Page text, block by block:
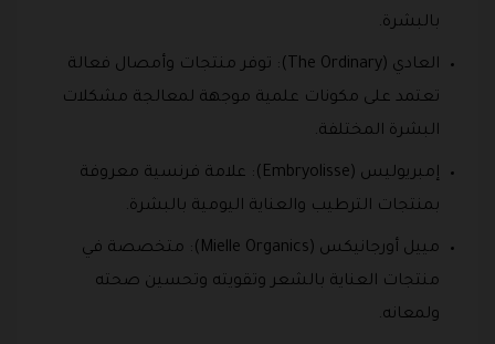
بالبشرة.
العادي (The Ordinary): توفر منتجات وأمصال فعالة
تعتمد على مكونات علمية موجهة لمعالجة مشكلات
البشرة المختلفة.
إمبريوليس (Embryolisse): علامة فرنسية معروفة
بمنتجات الترطيب والعناية اليومية بالبشرة.
مييل أورجانيكس (Mielle Organics): متخصصة في
منتجات العناية بالشعر وتقويته وتحسين صحته
ولمعانه.